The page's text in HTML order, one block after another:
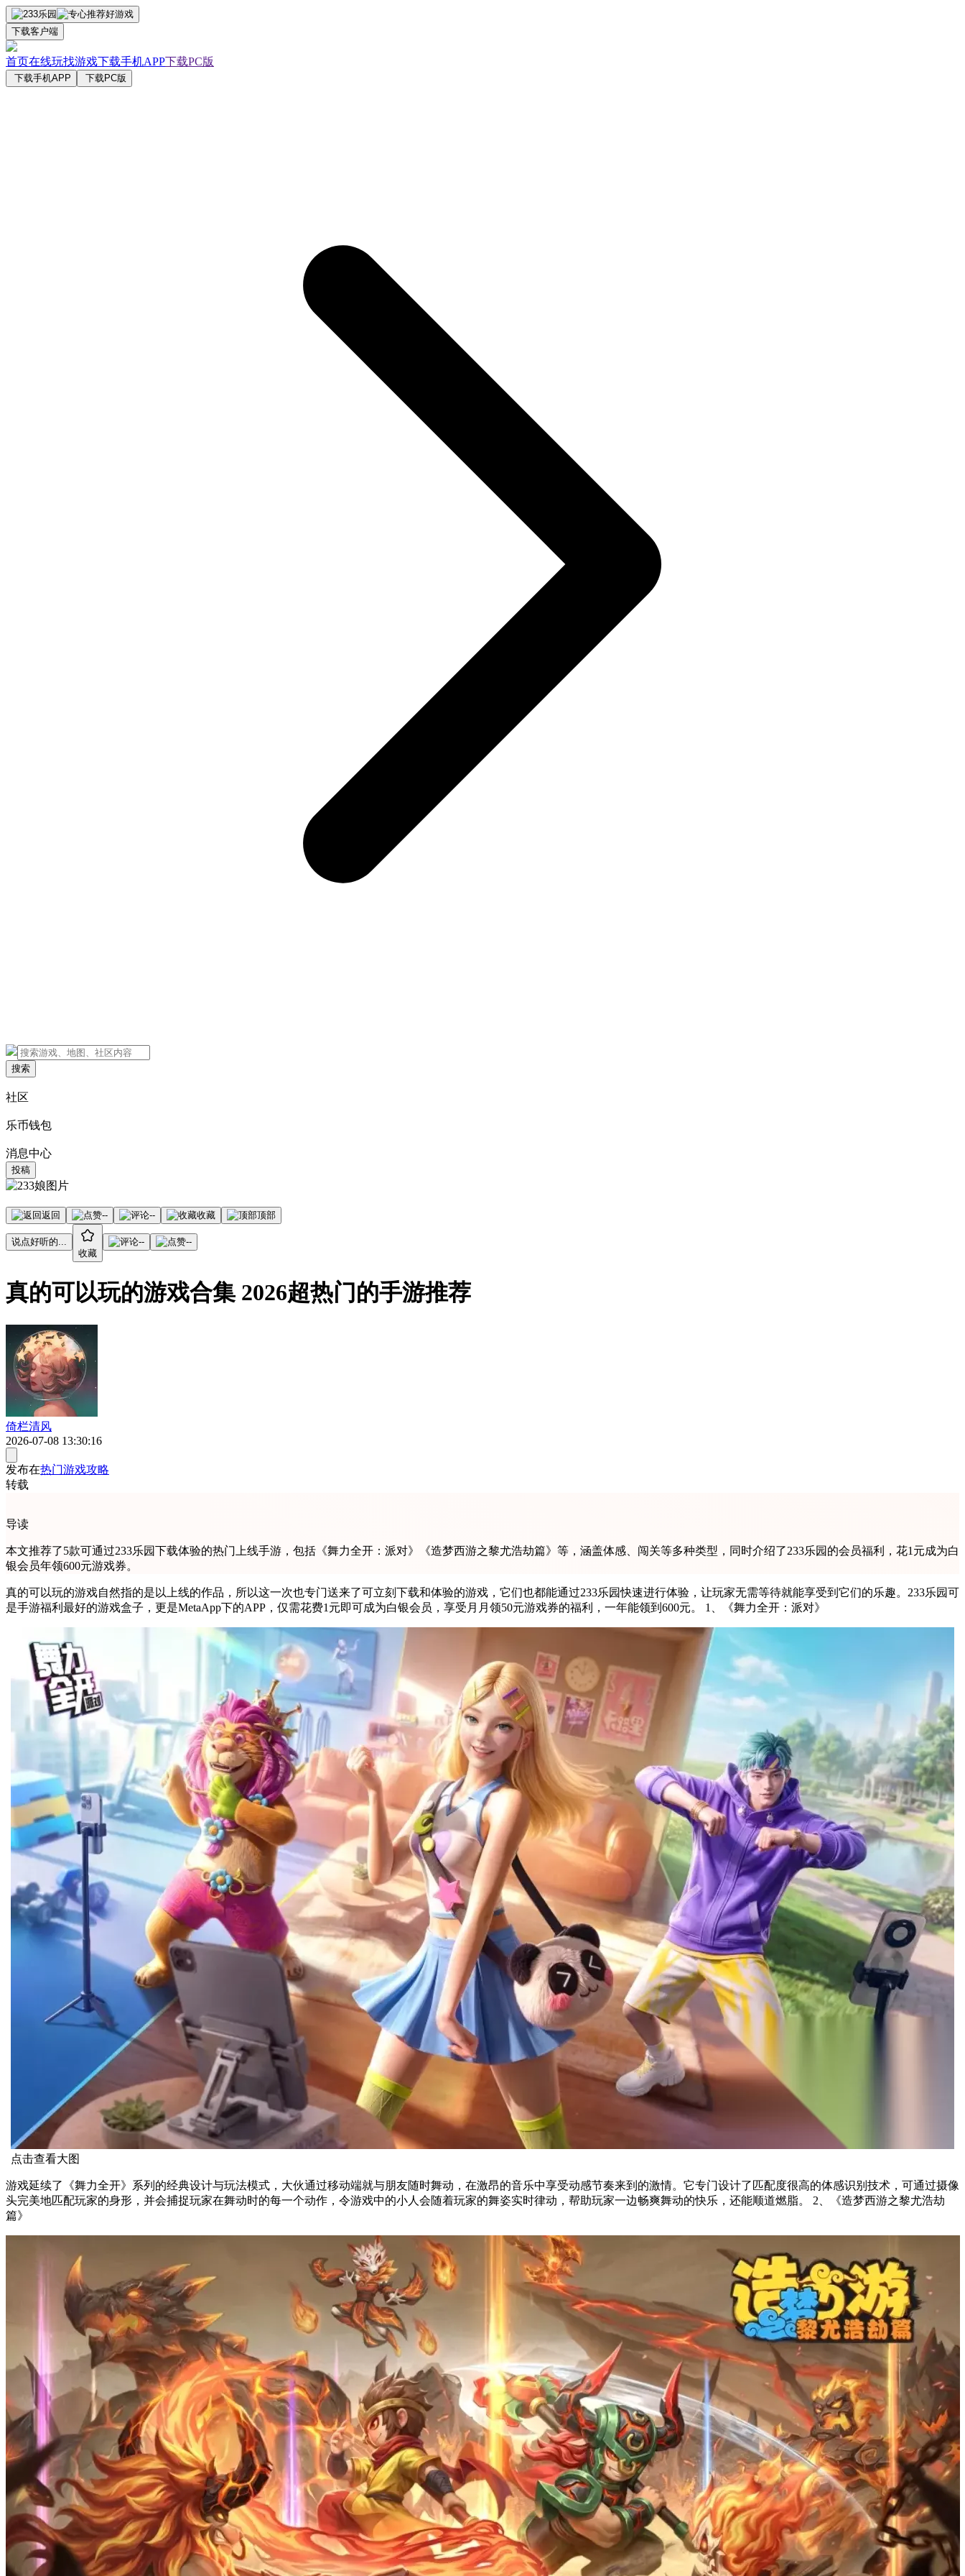
下载客户端
首页在线玩找游戏下载手机APP下载PC版
下载手机APP 下载PC版
搜索
社区
乐币钱包
消息中心
投稿
返回 -- -- 收藏 顶部
说点好听的...
收藏
-- --
真的可以玩的游戏合集 2026超热门的手游推荐
倚栏清风
2026-07-08 13:30:16
发布在热门游戏攻略
转载
导读
本文推荐了5款可通过233乐园下载体验的热门上线手游，包括《舞力全开：派对》《造梦西游之黎尤浩劫篇》等，涵盖体感、闯关等多种类型，同时介绍了233乐园的会员福利，花1元成为白
银会员年领600元游戏券。
真的可以玩的游戏自然指的是以上线的作品，所以这一次也专门送来了可立刻下载和体验的游戏，它们也都能通过233乐园快速进行体验，让玩家无需等待就能享受到它们的乐趣。233乐园可
是手游福利最好的游戏盒子，更是MetaApp下的APP，仅需花费1元即可成为白银会员，享受月月领50元游戏券的福利，一年能领到600元。 1、《舞力全开：派对》
点击查看大图
游戏延续了《舞力全开》系列的经典设计与玩法模式，大伙通过移动端就与朋友随时舞动，在激昂的音乐中享受动感节奏来到的激情。它专门设计了匹配度很高的体感识别技术，可通过摄像
头完美地匹配玩家的身形，并会捕捉玩家在舞动时的每一个动作，令游戏中的小人会随着玩家的舞姿实时律动，帮助玩家一边畅爽舞动的快乐，还能顺道燃脂。 2、《造梦西游之黎尤浩劫
篇》